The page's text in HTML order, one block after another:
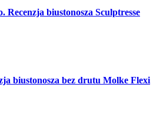
Recenzja biustonosza Sculptresse
biustonosza bez drutu Molke Flexi